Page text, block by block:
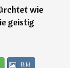
wie
geistig
Bild